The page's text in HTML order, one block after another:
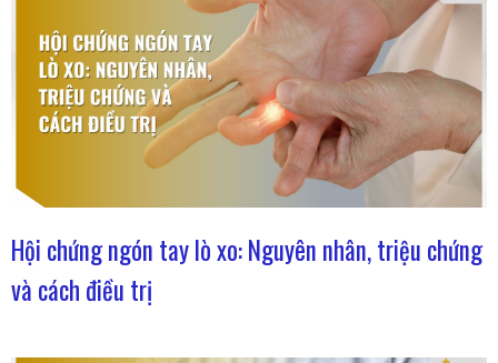
Hội chứng ngón tay lò xo: Nguyên nhân, triệu chứng
và cách điều trị